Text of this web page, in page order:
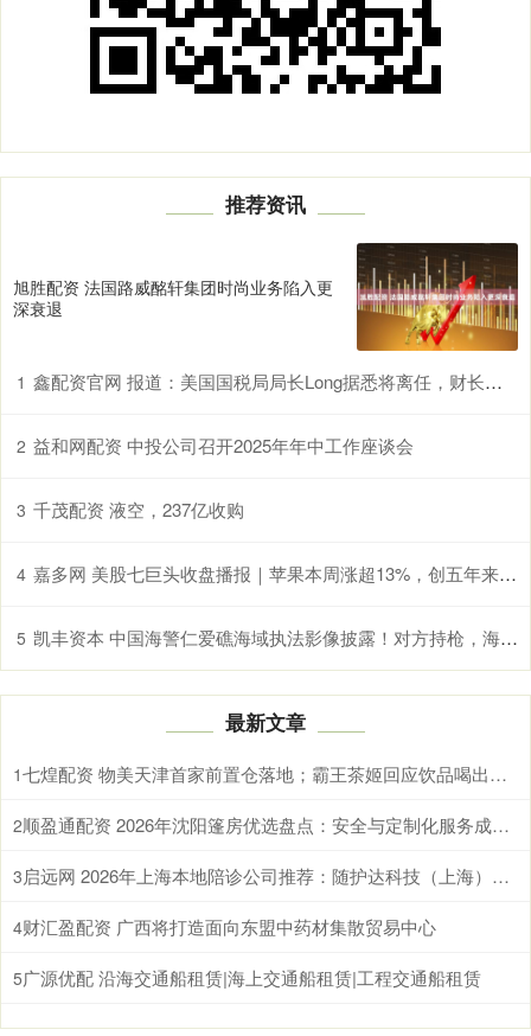
推荐资讯
旭胜配资 法国路威酩轩集团时尚业务陷入更
深衰退
1 鑫配资官网 报道：美国国税局局长Long据悉将离任，财长贝森特暂时代理
2 益和网配资 中投公司召开2025年年中工作座谈会
3 千茂配资 液空，237亿收购
4 嘉多网 美股七巨头收盘播报｜苹果本周涨超13%，创五年来最大单周涨幅
5 凯丰资本 中国海警仁爱礁海域执法影像披露！对方持枪，海警大喊“冲我来” 无畏捍卫主权
最新文章
1 七煌配资 物美天津首家前置仓落地；霸王茶姬回应饮品喝出水银；
2 顺盈通配资 2026年沈阳篷房优选盘点：安全与定制化服务成关键
3 启远网 2026年上海本地陪诊公司推荐：随护达科技（上海）有限公司等值得关注
4财汇盈配资 广西将打造面向东盟中药材集散贸易中心
5广源优配 沿海交通船租赁|海上交通船租赁|工程交通船租赁